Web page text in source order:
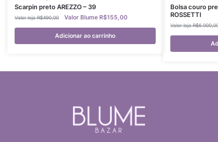
Scarpin preto AREZZO – 39
R$490,00 R$155,00
Adicionar ao carrinho
Bolsa couro
ROSSETTI
R$